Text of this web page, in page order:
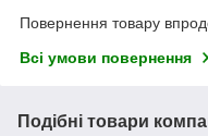
Повернення товару
Всі умови повернення
Подібні товари